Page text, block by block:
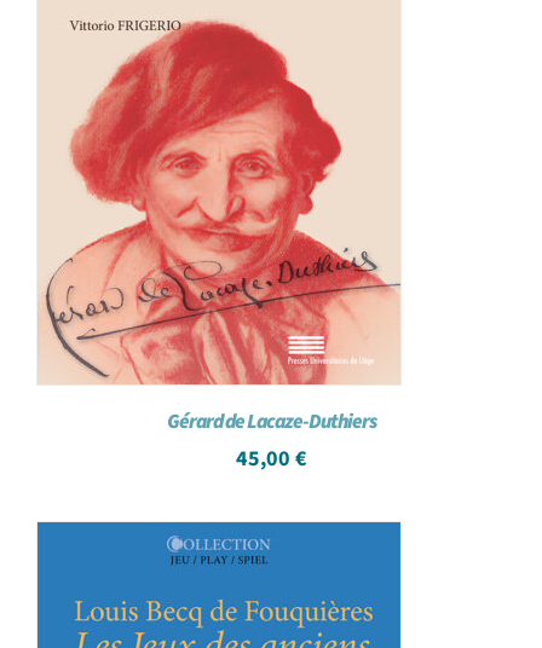
Gérard de Lacaze-Duthiers
45,00 €